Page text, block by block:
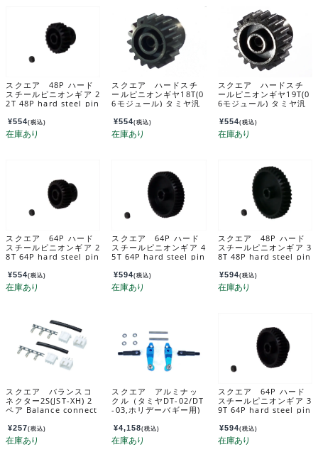
スクエア 48P ハード
スチールピニオンギア 2
2T 48P hard steel pin
2
¥554(税込)
スクエア ハードスチ
ールピニオンギヤ18T(0
6モジュール) タミヤ汎
gear 18T (06 module
s) TAMIYA general pu
rpose TGX-818
¥554(税込)
スクエア ハードスチ
ールピニオンギヤ19T(0
6モジュール) タミヤ汎
gear 19T (06 module
s) TAMIYA general pu
rpose TGX-819
¥554(税込)
スクエア 64P ハード
スチールピニオンギア 2
8T 64P hard steel pin
8
¥554(税込)
スクエア 64P ハード
スチールピニオンギア 4
5T 64P hard steel pin
5
¥594(税込)
スクエア 48P ハード
スチールピニオンギア 3
8T 48P hard steel pin
8
¥594(税込)
スクエア バランスコ
ネクター2S(JST-XH) 2
ペア Balance connect
SGC-51
¥257(税込)
スクエア アルミナッ
クル（タミヤDT-02/DT
-03,ホリデーバギー用)
¥4,158(税込)
スクエア 64P ハード
スチールピニオンギア 3
9T 64P hard steel pin
9
¥594(税込)